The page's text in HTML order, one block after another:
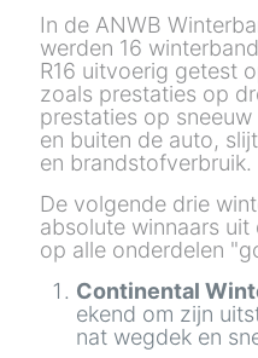
In de ANWB
werden 16
R16 uitvoerig getest
zoals prestaties op
prestaties op
en buiten de auto,
en brandstofverbruik.
De volgende drie
absolute winnaars
op alle onderdelen
Continental
ekend om zijn
nat wegdek en